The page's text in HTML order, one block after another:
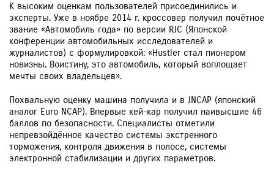
К высоким оценкам пользователей присоединились и
эксперты. Уже в ноябре 2014 г. кроссовер получил почётное
звание «Автомобиль года» по версии RJC (Японской
конференции автомобильных исследователей и
журналистов) с формулировкой: «Hustler стал пионером
новизны. Воистину, это автомобиль, который воплощает
мечты своих владельцев».
Похвальную оценку машина получила и в JNCAP (японский
аналог Euro NCAP). Впервые кей-кар получил наивысшие 46
баллов по безопасности. Специалисты отметили
непревзойдённое качество системы экстренного
торможения, контроля движения в полосе, системы
электронной стабилизации и других параметров.